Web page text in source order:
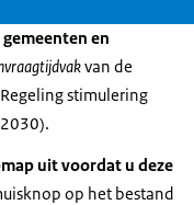
gemeenten en
van de
stimulering
uit voordat u deze
op het bestand